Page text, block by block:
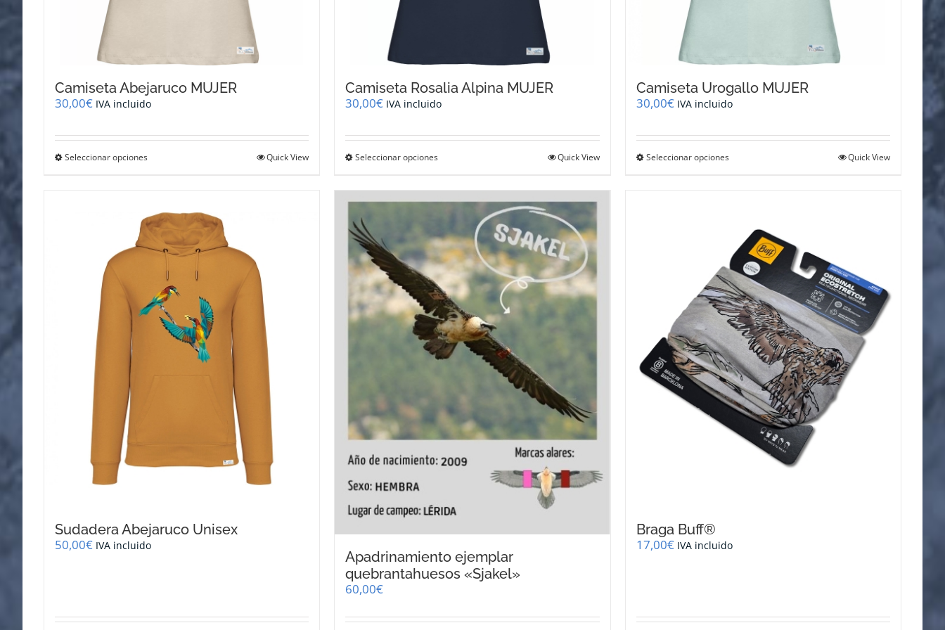
Camiseta Abejaruco MUJER
30,00€ IVA incluido
Seleccionar opciones
variantes.
Las
opciones
se
pueden
elegir
en
la
página
producto
Quick View
Camiseta Rosalia Alpina MUJER
30,00€ IVA incluido
Seleccionar opciones
múltiples
variantes.
opciones
se
pueden
elegir
en
la
página
de
producto
Quick View
Camiseta Urogallo MUJER
30,00€ IVA incluido
Seleccionar opcionesEste
opciones
se
pueden
elegir
en
la
página
de
producto
Quick View
Sudadera Abejaruco Unisex
50,00€ IVA incluido
Apadrinamiento ejemplar
quebrantahuesos «Sjakel»
60,00€
Braga Buff®
17,00€ IVA incluido